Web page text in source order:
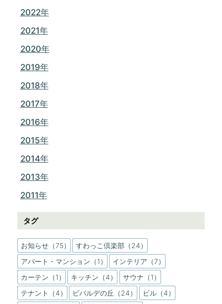
2022年
2021年
2020年
2019年
2018年
2017年
2016年
2015年
2014年
2013年
2011年
タグ
お知らせ（75）
すわっこ倶楽部（24）
アパート・マンション（1）
インテリア（7）
カーテン（1）
キッチン（4）
サウナ（1）
テナント（4）
ビバルデの丘（24）
ビル（4）